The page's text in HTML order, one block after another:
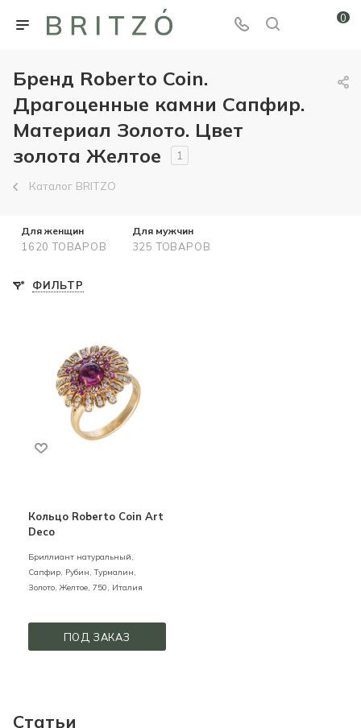
0
Бренд Roberto Coin.
Драгоценные камни Сапфир.
Материал Золото. Цвет
золота Желтое
1
Каталог BRITZO
Для женщин
1620 ТОВАРОВ
Для мужчин
325 ТОВАРОВ
ФИЛЬТР
Кольцо Roberto Coin Art
Deco
Бриллиант натуральный,
Сапфир, Рубин, Турмалин,
Золото, Желтое, 750, Италия
ПОД ЗАКАЗ
Статьи